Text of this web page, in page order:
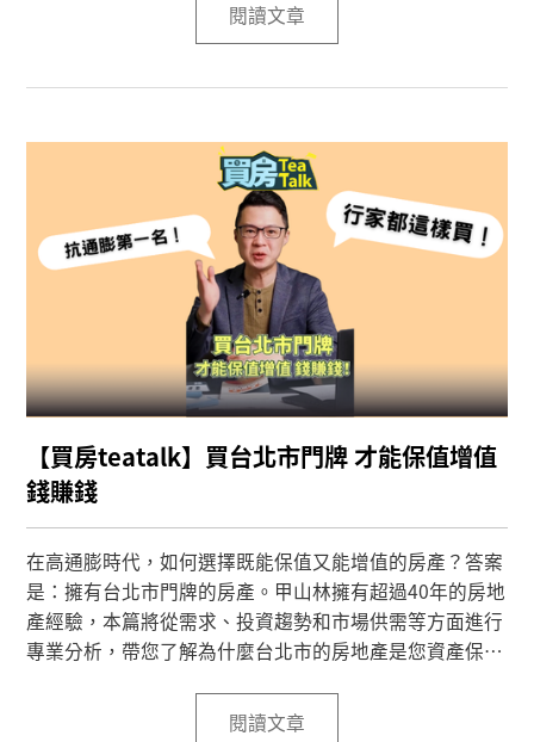
閱讀文章
【買房teatalk】買台北市門牌 才能保值增值
錢賺錢
在高通膨時代，如何選擇既能保值又能增值的房產？​答案
是：擁有台北市門牌的房產。​甲山林擁有超過40年的房地
產經驗，本篇將從需求、投資趨勢和市場供需等方面進行
專業分析，帶您了解為什麼台北市的房地產是您資產保值
閱讀文章